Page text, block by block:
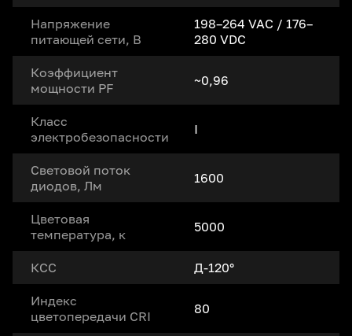
Напряжение
питающей сети, В
198–264 VAC / 176–
280 VDC
Коэффициент
мощности PF
~0,96
Класс
электробезопасности
I
Световой поток
диодов, Лм
1600
Цветовая
температура, к
5000
КСС Д-120°
Индекс
цветопередачи CRI
80